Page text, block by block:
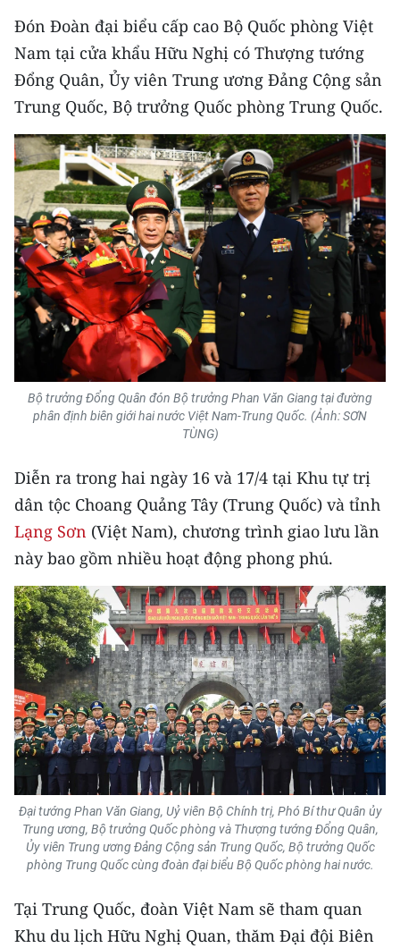
Media Môi trường
Ảnh
Infographic
TIN MỚI
TIN ĐỊA PHƯƠNG
Trung du và miền núi phía Bắc
Đồng bằng sông Hồng
Bắc Trung Bộ
Duyên hải Nam Trung Bộ và Tây
Nguyên
Đông Nam Bộ
Đồng bằng sông Cửu Long
Chuyên trang Hà Nội
Chuyên trang TP. Hồ Chí Minh
CHUYÊN ĐỀ
CÁC CHUYÊN TRANG
VỀ BÁO NHÂN DÂN
THỜI NAY
NHÂN DÂN CUỐI TUẦN
NHÂN DÂN HẰNG THÁNG
MUA BÁO
ĐỌC BÁO IN
Đón Đoàn đại biểu cấp cao Bộ Quốc phòng Việt
Nam tại cửa khẩu Hữu Nghị có Thượng tướng
Đổng Quân, Ủy viên Trung ương Đảng Cộng sản
Trung Quốc, Bộ trưởng Quốc phòng Trung Quốc.
Bộ trưởng Đổng Quân đón Bộ trưởng Phan Văn Giang tại đường
phân định biên giới hai nước Việt Nam-Trung Quốc. (Ảnh: SƠN
TÙNG)
Diễn ra trong hai ngày 16 và 17/4 tại Khu tự trị
dân tộc Choang Quảng Tây (Trung Quốc) và tỉnh
Lạng Sơn (Việt Nam), chương trình giao lưu lần
này bao gồm nhiều hoạt động phong phú.
Đại tướng Phan Văn Giang, Uỷ viên Bộ Chính trị, Phó Bí thư Quân ủy
Trung ương, Bộ trưởng Quốc phòng và Thượng tướng Đổng Quân,
Ủy viên Trung ương Đảng Cộng sản Trung Quốc, Bộ trưởng Quốc
phòng Trung Quốc cùng đoàn đại biểu Bộ Quốc phòng hai nước.
Tại Trung Quốc, đoàn Việt Nam sẽ tham quan
Khu du lịch Hữu Nghị Quan, thăm Đại đội Biên